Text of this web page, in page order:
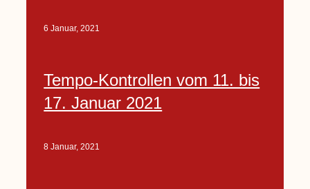
6 Januar, 2021
Tempo-Kontrollen vom 11. bis
17. Januar 2021
8 Januar, 2021